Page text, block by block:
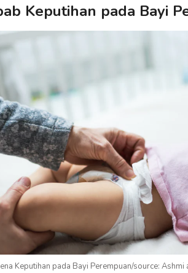
Keputihan pada Bayi
Keputihan pada Bayi Perempuan/source: Ashmi